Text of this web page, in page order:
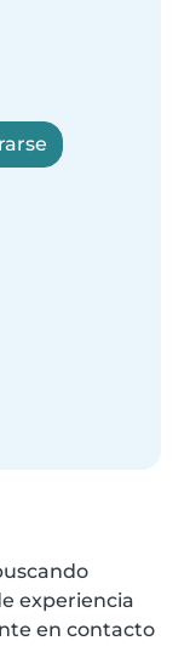
experiencia
en contacto